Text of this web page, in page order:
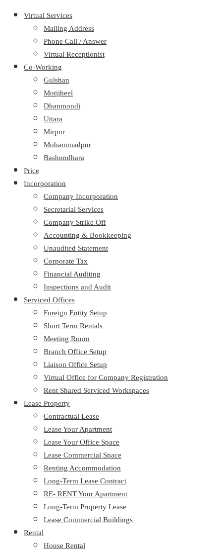
Virtual Services
Mailing Address
Phone Call / Answer
Virtual Receptionist
Co-Working
Gulshan
Motijheel
Dhanmondi
Uttara
Mirpur
Mohammadpur
Bashundhara
Price
Incorporation
Company Incorporation
Secretarial Services
Company Strike Off
Accounting & Bookkeeping
Unaudited Statement
Corporate Tax
Financial Auditing
Inspections and Audit
Serviced Offices
Foreign Entity Setup
Short Term Rentals
Meeting Room
Branch Office Setup
Liaison Office Setup
Virtual Office for Company Registration
Rent Shared Serviced Workspaces
Lease Property
Contractual Lease
Lease Your Apartment
Lease Your Office Space
Lease Commercial Space
Renting Accommodation
Long-Term Lease Contract
RE- RENT Your Apartment
Long-Term Property Lease
Lease Commercial Buildings
Rental
House Rental